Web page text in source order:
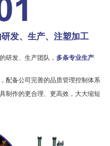
发、生产、注塑加工
研发、生产团队， 多条专业生产
配备公司完善的品质管理控制体系
制作的更合理、更高效，大大缩短